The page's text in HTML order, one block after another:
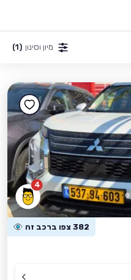
מיון וסינון (1)
4
382 צפו ברכב זה